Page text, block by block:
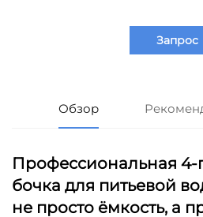
Запрос
Обзор
Профессиональная
бочка для питьевой
не просто ёмкость, а